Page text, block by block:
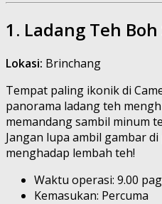
1. Ladang Teh
Lokasi: Brinchang
Tempat paling ikonik di
panorama ladang teh
memandang sambil minum
Jangan lupa ambil gambar
menghadap lembah teh!
Waktu operasi: 9.00
Kemasukan: Percuma